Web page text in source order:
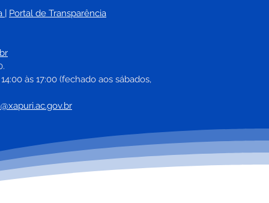
| Portal de Transparência
às 17:00 (fechado aos sábados,